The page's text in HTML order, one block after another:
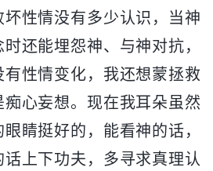
性情没有多少认识，当神
还能埋怨神、与神对抗，
性情变化，我还想蒙拯救
心妄想。现在我耳朵虽然
睛挺好的，能看神的话，
上下功夫，多寻求真理认